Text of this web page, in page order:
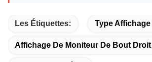
Les Étiquettes: Type
Affichage De Moniteur De Bout Droit